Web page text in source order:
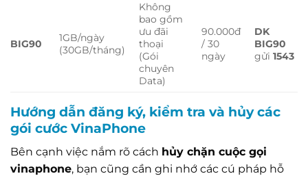
BIG90
1GB/ngày
(30GB/tháng)
Không
bao gồm
ưu đãi
thoại
(Gói
chuyên
Data)
90.000đ
/ 30
ngày
DK
BIG90
gửi1543
Hướng dẫn đăng ký, kiểm tra và hủy các
gói cước VinaPhone
Bên cạnh việc nắm rõ cách hủy chặn cuộc gọi
vinaphone, bạn cũng cần ghi nhớ các cú pháp hỗ